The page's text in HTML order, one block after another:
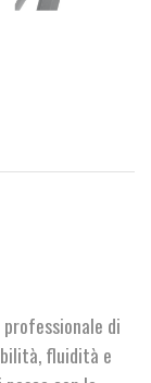
di
fluidità e